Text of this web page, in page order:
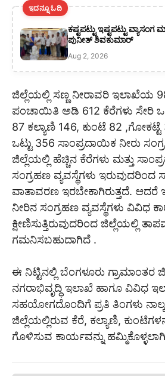
ಇದನ್ನೂ ಓದಿ
ಕಷ್ಟಪಟ್ಟು ಇಷ್ಟಪಟ್ಟು
ಪುನೀತ್ ಶಿವಕುಮಾರ್
Aug 2, 2026
ಜಿಲ್ಲೆಯಲ್ಲಿ ಸಣ್ಣ ನೀರಾವರಿ ಇಲಾಖೆಯ
ಪಂಚಾಯಿತಿ ಅಡಿ 612 ಕೆರೆಗಳು ಸೇರಿ
87 ಕಲ್ಯಾಣಿ 146, ಕುಂಟೆ 82 ,ಗೋಕಟ್ಟೆ
ಒಟ್ಟು 356 ಸಾಂಪ್ರದಾಯಿಕ ನೀರು
ಜಿಲ್ಲೆಯಲ್ಲಿ ಹೆಚ್ಚಿನ ಕೆರೆಗಳು ಮತ್ತು
ಸಂಗ್ರಹಣ ವ್ಯವಸ್ಥೆಗಳು ಇರುವುದರಿಂದ
ವಾತಾವರಣ ಇರಬೇಕಾಗಿರುತ್ತದೆ. ಆದರೆ
ನೀರಿನ ಸಂಗ್ರಹಣ ವ್ಯವಸ್ಥೆಗಳು ವಿವಿಧ
ಕ್ಷೀಣಿಸುತ್ತಿರುವುದರಿಂದ ಜಿಲ್ಲೆಯಲ್ಲಿ
ಗಮನಿಸಬಹುದಾಗಿದೆ .
ಈ ನಿಟ್ಟಿನಲ್ಲಿ ಬೆಂಗಳೂರು ಗ್ರಾಮಾಂತರ
ನಗರಾಭಿವೃದ್ಧಿ ಇಲಾಖೆ ಹಾಗೂ ವಿವಿಧ
ಸಹಯೋಗದೊಂದಿಗೆ ಪ್ರತಿ ತಿಂಗಳು
ಜಿಲ್ಲೆಯಲ್ಲಿರುವ ಕೆರೆ, ಕಲ್ಯಾಣಿ,
ಗೊಳಿಸುವ ಕಾರ್ಯವನ್ನು